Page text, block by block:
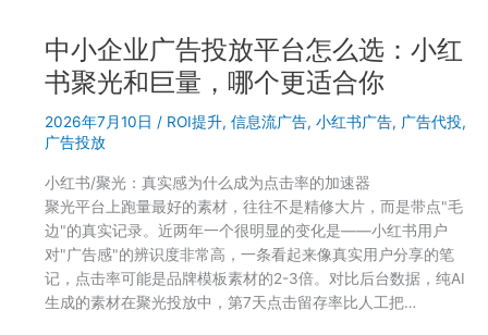
价
聚
光
投
放
ROI
是
跑
不
赢，
问
题
中小企业广告投放平台怎么选：小红
书聚光和巨量，哪个更适合你
2026年7月10日 / ROI提升, 信息流广告, 小红书广告, 广告代投,
广告投放
小红书/聚光：真实感为什么成为点击率的加速器
聚光平台上跑量最好的素材，往往不是精修大片，而是带点"毛
边"的真实记录。近两年一个很明显的变化是——小红书用户
对"广告感"的辨识度非常高，一条看起来像真实用户分享的笔
记，点击率可能是品牌模板素材的2-3倍。对比后台数据，纯AI
生成的素材在聚光投放中，第7天点击留存率比人工把…